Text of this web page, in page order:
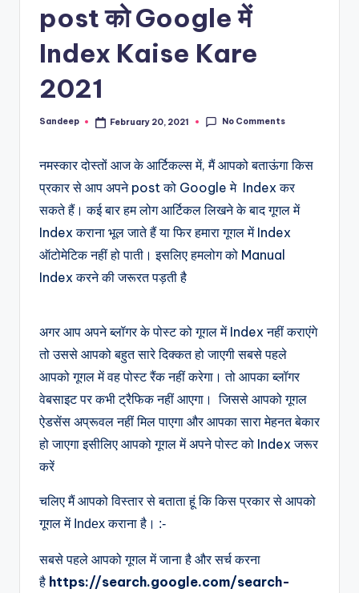
post को Google में
Index Kaise Kare
2021
Posted
Sandeep February 20, 2021 No Comments
नमस्कार दोस्तों आज के आर्टिकल्स में, मैं आपको बताऊंगा किस
प्रकार से आप अपने post को Google मे Index कर
सकते हैं।कई बार हम लोग आर्टिकल लिखने के बाद गूगल में
Index कराना भूल जाते हैं या फिरहमारा गूगल में Index
ऑटोमेटिक नहीं हो पाती। इसलिए हमलोग को Manual
Index करने की जरूरत पड़ती है
अगर आप अपने ब्लॉगर के पोस्ट को गूगल में Index नहीं कराएंगे
तो उससे आपको बहुत सारे दिक्कत हो जाएगी सबसे पहले
आपको गूगल में वह पोस्ट रैंक नहीं करेगा। तो आपका ब्लॉगर
वेबसाइट पर कभी ट्रैफिक नहीं आएगा। जिससे आपको गूगल
ऐडसेंस अप्रूवल नहीं मिल पाएगा और आपका सारा मेहनत बेकार
हो जाएगा इसीलिए आपको गूगल में अपने पोस्ट को Index जरूर
करें
चलिए मैं आपको विस्तार से बताता हूं कि किस प्रकार से आपको
गूगल में Index कराना है। :-
सबसे पहले आपको गूगल में जाना है और सर्च करना
है https://search.google.com/search-